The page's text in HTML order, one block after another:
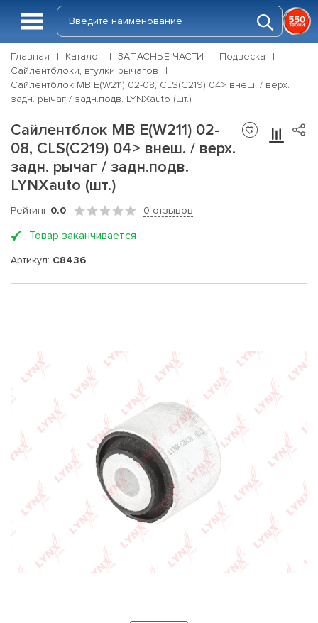
Главная Каталог ЗАПАСНЫЕ ЧАСТИ
Подвеска
Сайлентблоки, втулки рычагов
Сайлентблок MB E(W211) 02-08, CLS(C219) 04> внеш. / верх.
задн. рычаг / задн.подв. LYNXauto (шт.)
Сайлентблок MB E(W211) 02-
08, CLS(C219) 04> внеш. / верх.
задн. рычаг / задн.подв.
LYNXauto (шт.)
Рейтинг 0.0 0 отзывов
Товар заканчивается
Артикул: C8436